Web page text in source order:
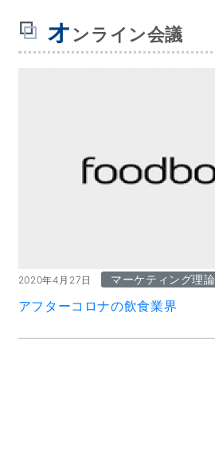
オンライン会議
2020年4月27日 マーケティング理論
アフターコロナの飲食業界